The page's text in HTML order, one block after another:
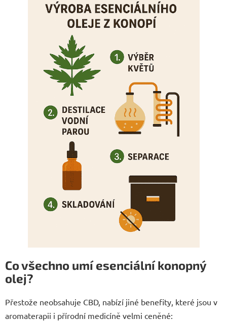
Co všechno umí esenciální konopný
olej?
Přestože neobsahuje CBD, nabízí jiné benefity, které jsou v
aromaterapii i přírodní medicíně velmi ceněné: